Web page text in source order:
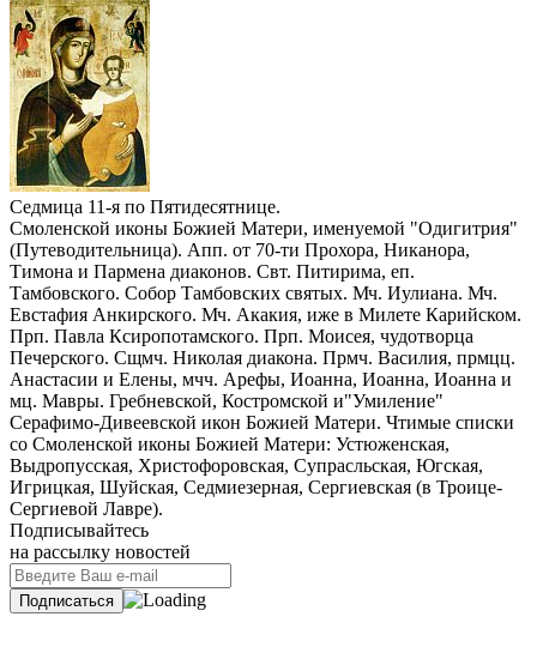
Седмица 11-я по Пятидесятнице.
Смоленской иконы Божией Матери, именуемой "Одигитрия"
(Путеводительница). Апп. от 70-ти Прохора, Никанора,
Тимона и Пармена диаконов. Свт. Питирима, еп.
Тамбовского. Собор Тамбовских святых. Мч. Иулиана. Мч.
Евстафия Анкирского. Мч. Акакия, иже в Милете Карийском.
Прп. Павла Ксиропотамского. Прп. Моисея, чудотворца
Печерского. Сщмч. Николая диакона. Прмч. Василия, прмцц.
Анастасии и Елены, мчч. Арефы, Иоанна, Иоанна, Иоанна и
мц. Мавры. Гребневской, Костромской и"Умиление"
Серафимо-Дивеевской икон Божией Матери. Чтимые списки
со Смоленской иконы Божией Матери: Устюженская,
Выдропусская, Христофоровская, Супрасльская, Югская,
Игрицкая, Шуйская, Седмиезерная, Сергиевская (в Троице-
Сергиевой Лавре).
Подписывайтесь
на рассылку новостей